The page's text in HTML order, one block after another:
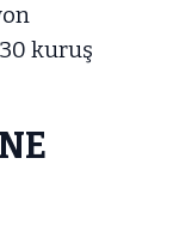
kuruş